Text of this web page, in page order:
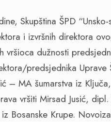
Skupština ŠPD
i izvršnih direktora
vršioca dužnosti
predsjednika Uprave
– MA šumarstva iz
vršiti Mirsad Jusić,
Bosanske Krupe.